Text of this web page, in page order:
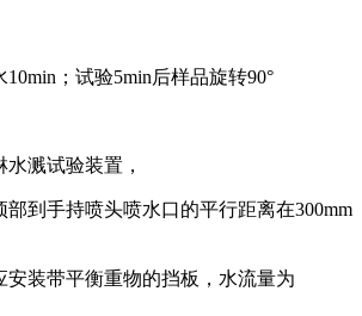
；试验5min后样品旋转90°
溅试验装置，
到手持喷头喷水口的平行距离在300mm
安装带平衡重物的挡板，水流量为